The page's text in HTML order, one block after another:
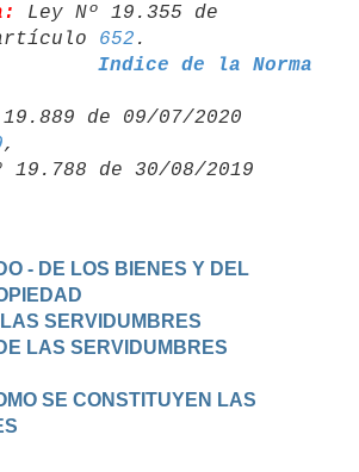
Ley Nº 19.355 de
652
Indice de la Norma
de 09/07/2020
,
- DE LOS BIENES Y DEL
SERVIDUMBRES
LAS SERVIDUMBRES
SE CONSTITUYEN LAS